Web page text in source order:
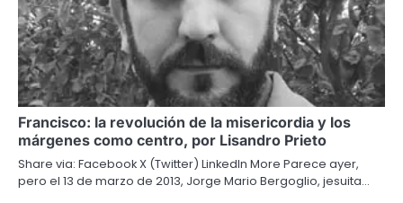
Francisco: la revolución de la misericordia y los
márgenes como centro, por Lisandro Prieto
Share via: Facebook X (Twitter) LinkedIn More Parece ayer,
pero el 13 de marzo de 2013, Jorge Mario Bergoglio, jesuita…